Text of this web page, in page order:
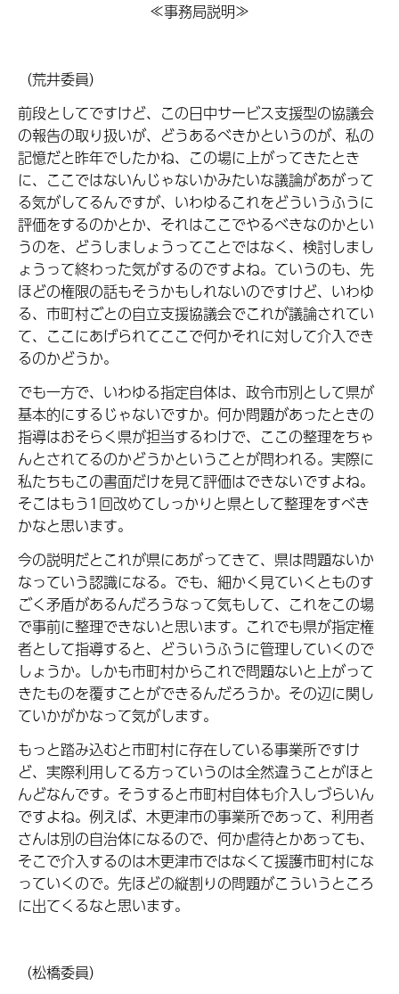
≪事務局説明≫
（荒井委員）
前段としてですけど、この日中サービス支援型の協議会
の報告の取り扱いが、どうあるべきかというのが、私の
記憶だと昨年でしたかね、この場に上がってきたとき
に、ここではないんじゃないかみたいな議論があがって
る気がしてるんですが、いわゆるこれをどういうふうに
評価をするのかとか、それはここでやるべきなのかとい
うのを、どうしましょうってことではなく、検討しまし
ょうって終わった気がするのですよね。ていうのも、先
ほどの権限の話もそうかもしれないのですけど、いわゆ
る、市町村ごとの自立支援協議会でこれが議論されてい
て、ここにあげられてここで何かそれに対して介入でき
るのかどうか。
でも一方で、いわゆる指定自体は、政令市別として県が
基本的にするじゃないですか。何か問題があったときの
指導はおそらく県が担当するわけで、ここの整理をちゃ
んとされてるのかどうかということが問われる。実際に
私たちもこの書面だけを見て評価はできないですよね。
そこはもう1回改めてしっかりと県として整理をすべき
かなと思います。
今の説明だとこれが県にあがってきて、県は問題ないか
なっていう認識になる。でも、細かく見ていくとものす
ごく矛盾があるんだろうなって気もして、これをこの場
で事前に整理できないと思います。これでも県が指定権
者として指導すると、どういうふうに管理していくので
しょうか。しかも市町村からこれで問題ないと上がって
きたものを覆すことができるんだろうか。その辺に関し
ていかがかなって気がします。
もっと踏み込むと市町村に存在している事業所ですけ
ど、実際利用してる方っていうのは全然違うことがほと
んどなんです。そうすると市町村自体も介入しづらいん
ですよね。例えば、木更津市の事業所であって、利用者
さんは別の自治体になるので、何か虐待とかあっても、
そこで介入するのは木更津市ではなくて援護市町村にな
っていくので。先ほどの縦割りの問題がこういうところ
に出てくるなと思います。
（松橋委員）